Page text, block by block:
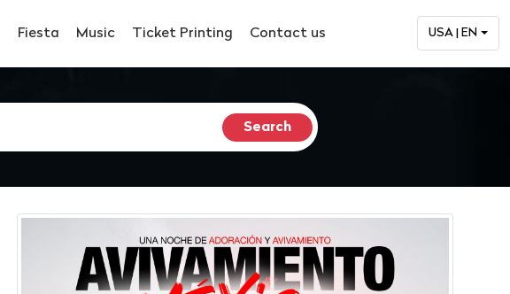
Fiesta Music Ticket Printing Contact us USA | EN